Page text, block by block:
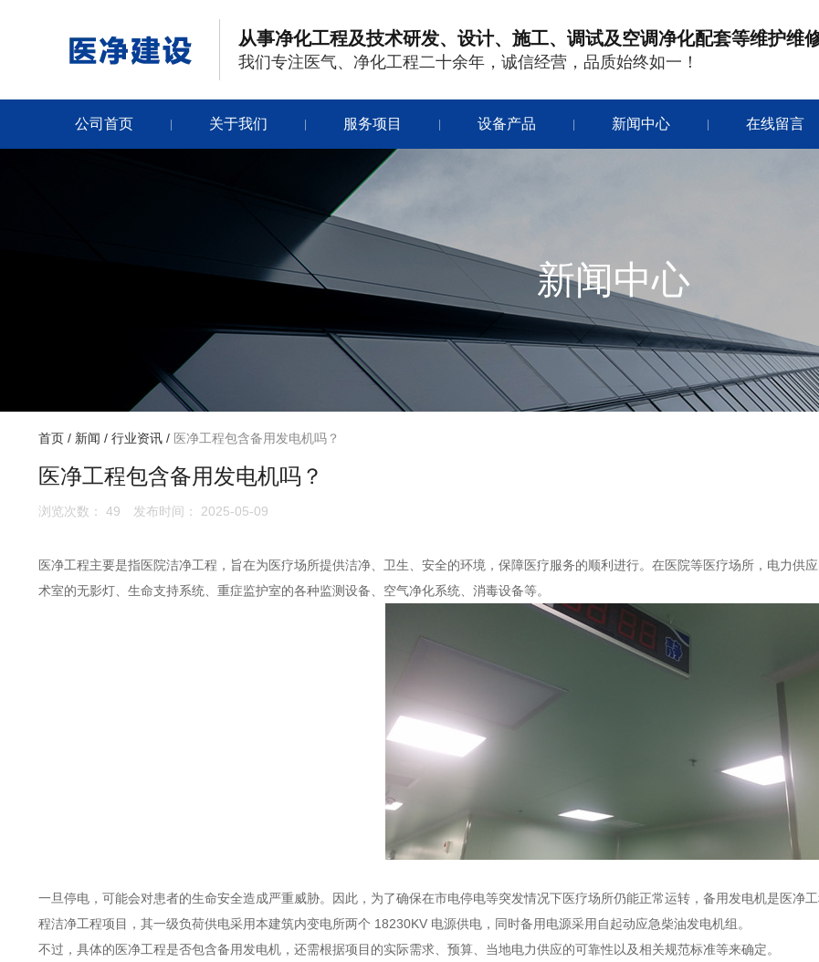
从事净化工程及技术研发、设计、施工、调试及空调净化配套等维护维
我们专注医气、净化工程二十余年，诚信经营，品质始终如一！
公司首页 | 关于我们 | 服务项目 | 设备产品 | 新闻中心 | 在线留言
新闻中心
首页 / 新闻 / 行业资讯 / 医净工程包含备用发电机吗？
医净工程包含备用发电机吗？
浏览次数： 49 发布时间： 2025-05-09
医净工程主要是指医院洁净工程，旨在为医疗场所提供洁净、卫生、安全的环境，保障医疗服务的顺利进行。在医院等医疗场所，电力供
术室的无影灯、生命支持系统、重症监护室的各种监测设备、空气净化系统、消毒设备等。
一旦停电，可能会对患者的生命安全造成严重威胁。因此，为了确保在市电停电等突发情况下医疗场所仍能正常运转，备用发电机是医净
程洁净工程项目，其一级负荷供电采用本建筑内变电所两个 18230KV 电源供电，同时备用电源采用自起动应急柴油发电机组。
不过，具体的医净工程是否包含备用发电机，还需根据项目的实际需求、预算、当地电力供应的可靠性以及相关规范标准等来确定。